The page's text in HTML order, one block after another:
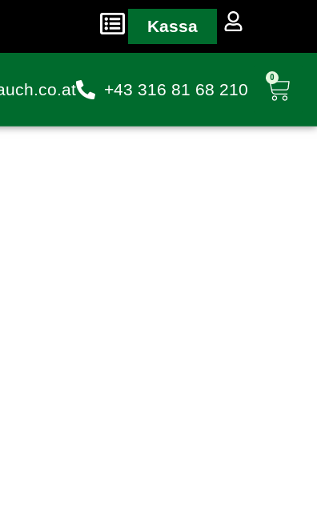
Kassa
+43 316 81 68 210
0